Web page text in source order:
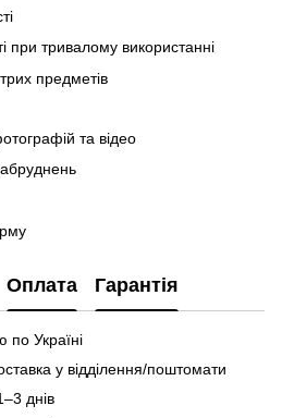
при тривалому використанні
предметів
та відео
Оплата Гарантія
Україні
у відділення/поштомати
днів